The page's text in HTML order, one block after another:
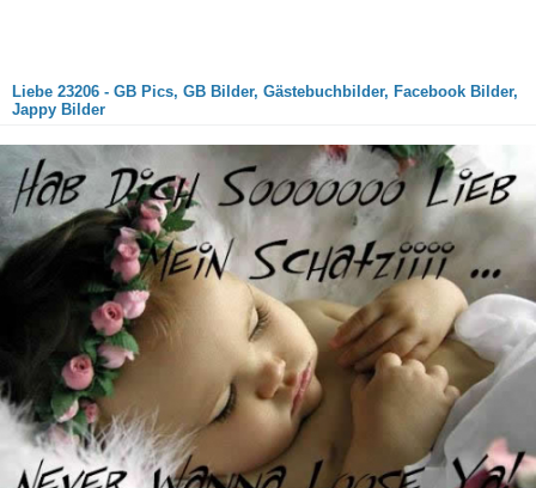
Liebe 23206 - GB Pics, GB Bilder, Gästebuchbilder, Facebook Bilder,
Jappy Bilder